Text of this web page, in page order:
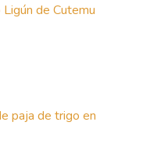
de Cutemu
paja de trigo en